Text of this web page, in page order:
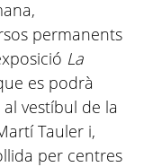
permanents
La
es podrà
vestíbul de la
Tauler i,
per centres